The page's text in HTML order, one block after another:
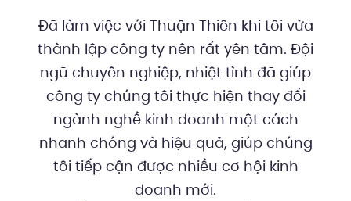
Đã làm việc với Thuận Thiên khi tôi vừa
thành lập công ty nên rất yên tâm. Đội
ngũ chuyên nghiệp, nhiệt tình đã giúp
công ty chúng tôi thực hiện thay đổi
ngành nghề kinh doanh một cách
nhanh chóng và hiệu quả, giúp chúng
tôi tiếp cận được nhiều cơ hội kinh
doanh mới.